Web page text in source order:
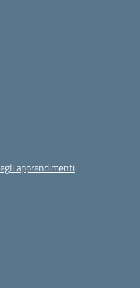
apprendimenti